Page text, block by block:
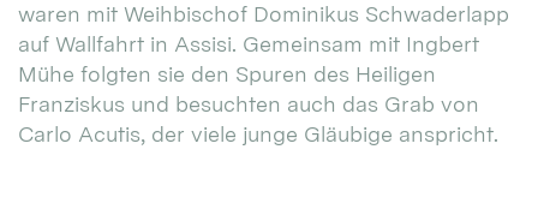
waren mit Weihbischof Dominikus Schwaderlapp
auf Wallfahrt in Assisi. Gemeinsam mit Ingbert
Mühe folgten sie den Spuren des Heiligen
Franziskus und besuchten auch das Grab von
Carlo Acutis, der viele junge Gläubige anspricht.